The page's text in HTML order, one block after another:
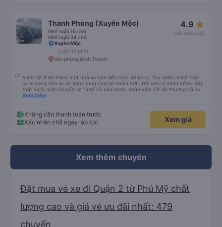
Thanh Phong (Xuyên Mộc)
Ghế ngồi 16 chỗ
Ghế ngồi 34 chỗ
4.9 star_rate
(46 đánh giá)
Xuyên Mộc
3 giờ 30 phút
Văn phòng Bình Thạnh
Mình rất ít khi thích một nhà xe nào đến mức để lại rv. Tuy nhiên mình thật
sự hi vọng nhà xe sẽ được mng ủng hộ nhiều hơn. Đối với cá nhân mình, đây
thật sự là một chuyến xe tử tế và văn minh, nhân viên rất dễ thương và sp
nhiệt tình, chăm sóc tốt và thậm chí có ưu đãi cho hssv, chuyến xe tết sv
Xem thêm
Không cần thanh toán trước
Xác nhận chỗ ngay lập tức
Xem giá
Xem thêm chuyến
Đặt mua vé xe đi Quận 2 từ Phú Mỹ chất
lượng cao và giá vé ưu đãi nhất: 479
chuyến